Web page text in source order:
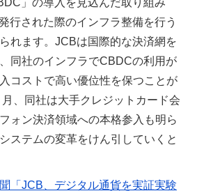
」の導入を見込んだ取り組み
行された際のインフラ整備を行う
れます。JCBは国際的な決済網を
同社のインフラでCBDCの利用が
コストで高い優位性を保つことが
、同社は大手クレジットカード会
ォン決済領域への本格参入も明ら
ステムの変革をけん引していくと
「JCB、デジタル通貨を実証実験